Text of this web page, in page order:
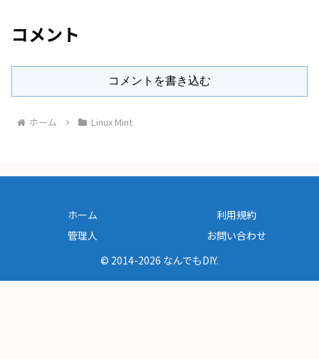
コメント
コメントを書き込む
ホーム Linux Mint
ホーム
利用規約
管理人
お問い合わせ
© 2014-2026 なんでもDIY.